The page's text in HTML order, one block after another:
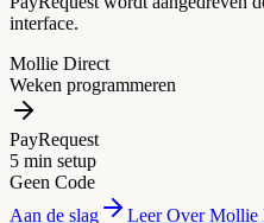
interface.
Mollie Direct
Weken programmeren
PayRequest
5 min setup
Geen Code
Aan de slag
Leer Over Mollie